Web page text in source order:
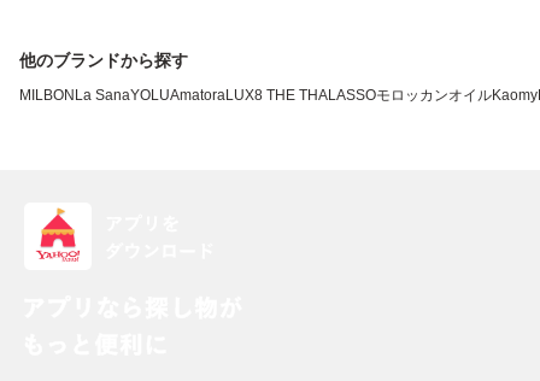
他のブランドから探す
MILBON La SanaYOLUAmatoraLUX8 THE THALASSOモロッカンオイルKao